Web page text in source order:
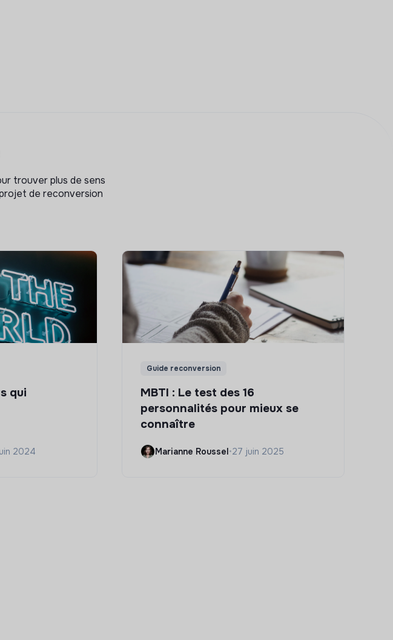
trouver plus de sens
de reconversion
qui
2024
Guide reconversion
MBTI : Le test des 16
personnalités pour mieux se
connaître
Marianne Roussel•27 juin 2025